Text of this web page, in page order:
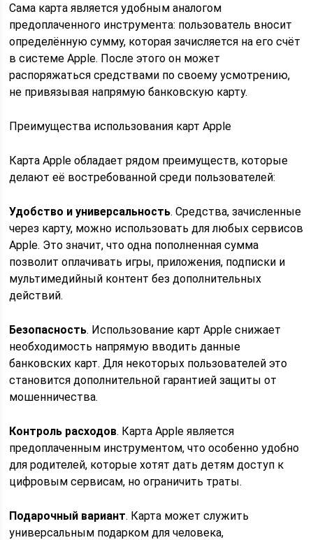
Сама карта является удобным аналогом
предоплаченного инструмента: пользователь вносит
определённую сумму, которая зачисляется на его счёт
в системе Apple. После этого он может
распоряжаться средствами по своему усмотрению,
не привязывая напрямую банковскую карту.
Преимущества использования карт Apple
Карта Apple обладает рядом преимуществ, которые
делают её востребованной среди пользователей:
Удобство и универсальность. Средства, зачисленные
через карту, можно использовать для любых сервисов
Apple. Это значит, что одна пополненная сумма
позволит оплачивать игры, приложения, подписки и
мультимедийный контент без дополнительных
действий.
Безопасность. Использование карт Apple снижает
необходимость напрямую вводить данные
банковских карт. Для некоторых пользователей это
становится дополнительной гарантией защиты от
мошенничества.
Контроль расходов. Карта Apple является
предоплаченным инструментом, что особенно удобно
для родителей, которые хотят дать детям доступ к
цифровым сервисам, но ограничить траты.
Подарочный вариант. Карта может служить
универсальным подарком для человека,